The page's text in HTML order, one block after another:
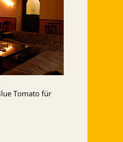
Tomato für